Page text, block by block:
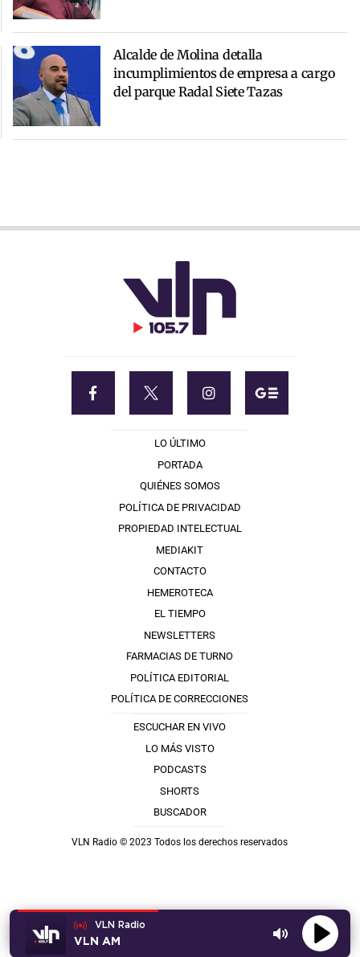
Alcalde de Molina detalla
incumplimientos de empresa a cargo
del parque Radal Siete Tazas
VLN Radio
VLN AM
LO ÚLTIMO
PORTADA
QUIÉNES SOMOS
POLÍTICA DE PRIVACIDAD
PROPIEDAD INTELECTUAL
MEDIAKIT
CONTACTO
HEMEROTECA
EL TIEMPO
NEWSLETTERS
FARMACIAS DE TURNO
POLÍTICA EDITORIAL
POLÍTICA DE CORRECCIONES
ESCUCHAR EN VIVO
LO MÁS VISTO
PODCASTS
SHORTS
BUSCADOR
VLN Radio © 2023 Todos los derechos reservados